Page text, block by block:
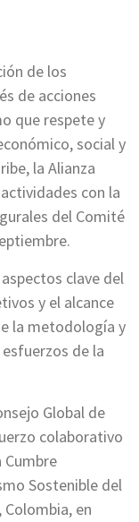
de los
de acciones
que respete y
social y
la Alianza
con la
del Comité
clave del
y el alcance
la metodología y
de la
Global de
colaborativo
Cumbre
Sostenible del
Colombia, en